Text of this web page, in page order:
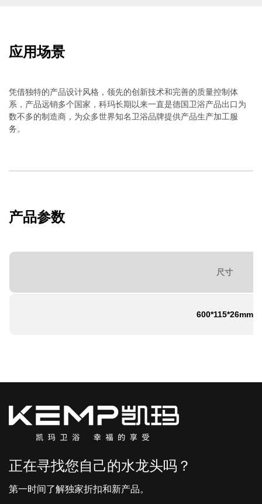
应用场景
凭借独特的产品设计风格，领先的创新技术和完善的质量控制体
系，产品远销多个国家，科玛长期以来一直是德国卫浴产品出口为
数不多的制造商，为众多世界知名卫浴品牌提供产品生产加工服
务。
产品参数
尺寸
600*115*26mm
正在寻找您自己的水龙头吗？
第一时间了解独家折扣和新产品。